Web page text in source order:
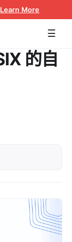
Learn More
☰
的自